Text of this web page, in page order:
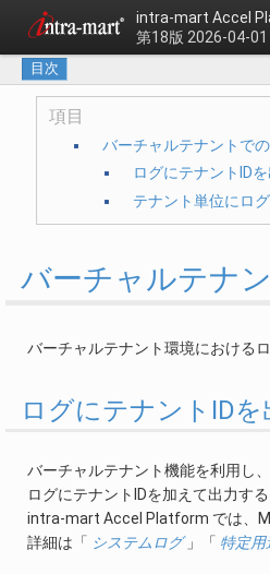
intra-mart Accel
第18版 2026-04-01
目次
項目
バーチャルテナントで
ログにテナントID
テナント単位にロ
バーチャルテナ
バーチャルテナント環境における
ログにテナントIDを
バーチャルテナント機能を利用し
ログにテナントIDを加えて出力す
intra-mart Accel Platform では、
詳細は「 システムログ」「 特定用